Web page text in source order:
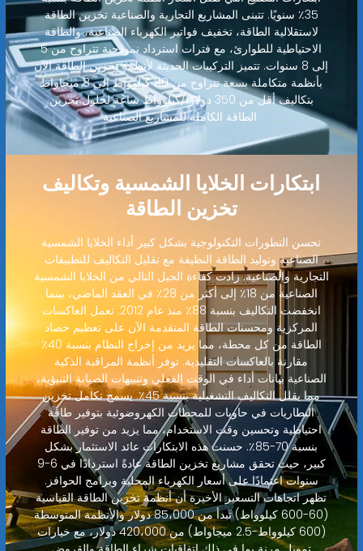
35٪ سنويًا. تتبنى المشاريع التجارية والصناعية تخزين الطاقة
لاستقلالية الطاقة، تخفيف فواتير الكهرباء الصناعية، والطاقة
الاحتياطية للطوارئ، مع فترات استرداد نموذجية تتراوح من 5
إلى 8 سنوات. تتميز التركيبات الحديثة لأنظمة تخزين الطاقة الآن
بأنظمة متكاملة بسعة تتراوح من 80 كيلوواط إلى 8 ميجاواط
بتكاليف أقل من 350 دولارًا/كيلوواط ساعة لحلول تخزين
الطاقة الكاملة للمشاريع الصناعية.
ابتكارات الخلايا الشمسية وتكاليف
تخزين الطاقة
تحسن التطورات التكنولوجية بشكل كبير أداء الخلايا الشمسية
الصناعية وتوليد الطاقة النظيفة مع تقليل التكاليف للتطبيقات
التجارية والصناعية. زادت كفاءة الجيل التالي من الخلايا الشمسية
الصناعية من 18٪ إلى أكثر من 28٪ في العقد الماضي، بينما
انخفضت التكاليف بنسبة 88٪ منذ عام 2012. تعمل العاكسات
المركزية ومحسنات الطاقة المتقدمة الآن على تعظيم حصاد
الطاقة من كل محطة، مما يزيد من إخراج النظام بنسبة 40٪
مقارنة بالعاكسات التقليدية. توفر أنظمة المراقبة الذكية
الصناعية بيانات أداء في الوقت الفعلي وتنبيهات الصيانة التنبؤية،
مما يقلل التكاليف التشغيلية بنسبة 45٪. يسمح تكامل تخزين
البطاريات في حاويات للمحطات الكهروضوئية بتوفير طاقة
احتياطية وتحسين وقت الاستخدام، مما يزيد من توفير الطاقة
بنسبة 70-85٪. حسنت هذه الابتكارات عائد الاستثمار بشكل
كبير، حيث تحقق مشاريع تخزين الطاقة عادةً استردادًا في 6-9
سنوات اعتمادًا على أسعار الكهرباء المحلية وبرامج الحوافز.
تظهر اتجاهات التسعير الأخيرة أن أنظمة تخزين الطاقة القياسية
(60-600 كيلوواط) تبدأ من 85،000 دولار والأنظمة المتوسطة
(600 كيلوواط-2.5 ميجاواط) من 420،000 دولار، مع خيارات